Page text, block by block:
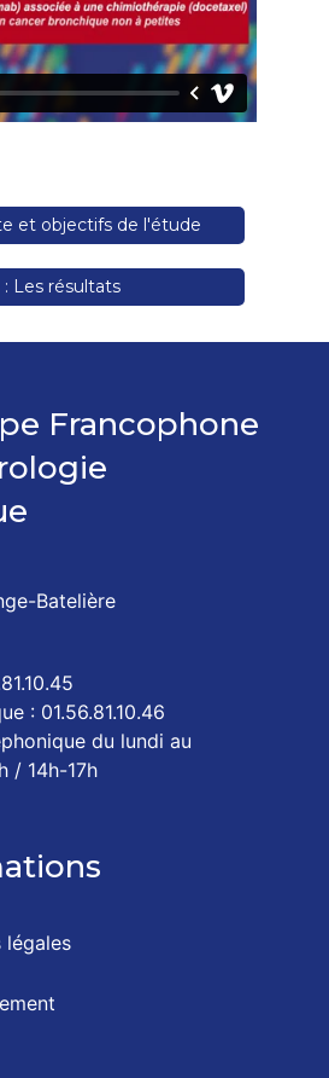
et objectifs de l'étude
Les résultats
Francophone
Batelière
: 01.56.81.10.46
du lundi au
/ 14h-17h
légales